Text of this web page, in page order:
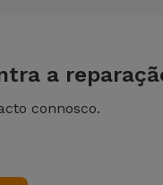
a
connosco.